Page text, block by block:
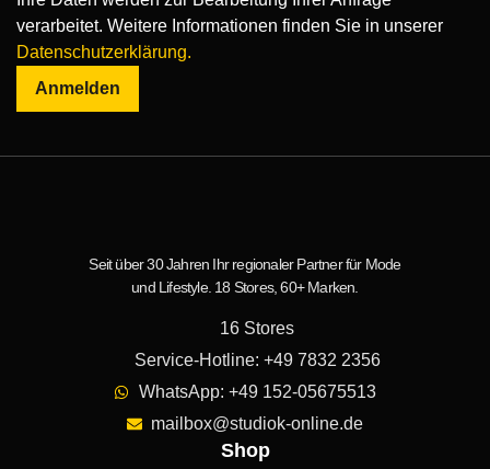
verarbeitet. Weitere Informationen finden Sie in unserer
Datenschutzerklärung.
Anmelden
Seit über 30 Jahren Ihr regionaler Partner für Mode
und Lifestyle. 18 Stores, 60+ Marken.
16 Stores
Service-Hotline: +49 7832 2356
WhatsApp: +49 152-05675513
mailbox@studiok-online.de
Shop